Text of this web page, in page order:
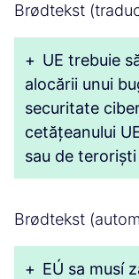
Brødtekst
+ UE trebuie
alocării unui
securitate
cetățeanului
sau de
Brødtekst
+ EÚ sa musí